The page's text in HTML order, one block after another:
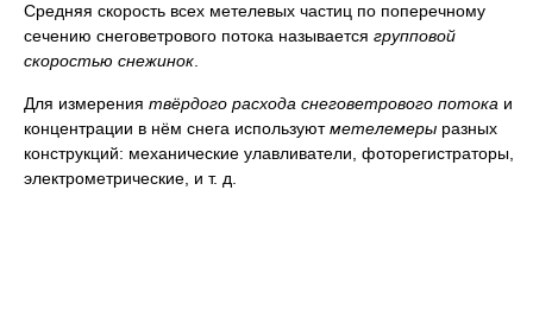
Средняя скорость всех метелевых частиц по поперечному
сечению снеговетрового потока называется групповой
скоростью снежинок
Для измерения твёрдого расхода снеговетрового потока и
концентрации в нём снега используютметелемеры разных
конструкций: механические улавливатели, фоторегистраторы,
электрометрические, и т. д.